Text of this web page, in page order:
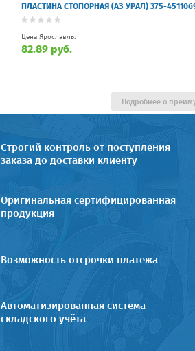
ПЛАСТИНА СТОПОРНАЯ (АЗ УРАЛ) 375-
Цена Ярославль:
82.89 руб.
Строгий контроль от поступления
заказа до доставки клиенту
Оригинальная сертифицированная
продукция
Возможность отсрочки платежа
Автоматизированная система
складского учёта
Подробнее о